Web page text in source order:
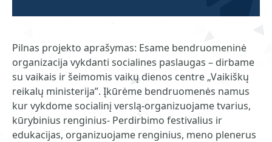
Pilnas projekto aprašymas: Esame bendruomeninė
organizacija vykdanti socialines paslaugas – dirbame
su vaikais ir šeimomis vaikų dienos centre „Vaikiškų
reikalų ministerija”. Įkūrėme bendruomenės namus
kur vykdome socialinį verslą-organizuojame tvarius,
kūrybinius renginius- Perdirbimo festivalius ir
edukacijas, organizuojame renginius, meno plenerus